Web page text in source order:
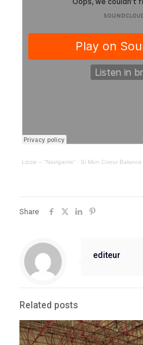
Lizzie – “Navigante”· Si Mon Coeur Balance
Share
editeur
Related posts